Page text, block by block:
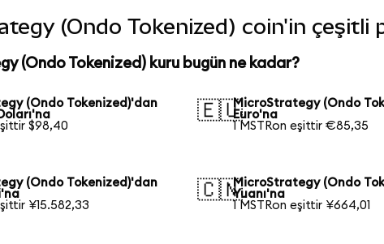
(Ondo Tokenized) coin'in
(Ondo Tokenized) kuru bugün ne kadar?
(Ondo Tokenized)'dan
$98,40
🇪🇺MicroStrategy (Ondo
Euro'na
1 MSTRon eşittir €85,35
(Ondo Tokenized)'dan
¥15.582,33
🇨🇳MicroStrategy (Ondo
Yuanı'na
1 MSTRon eşittir ¥664,01